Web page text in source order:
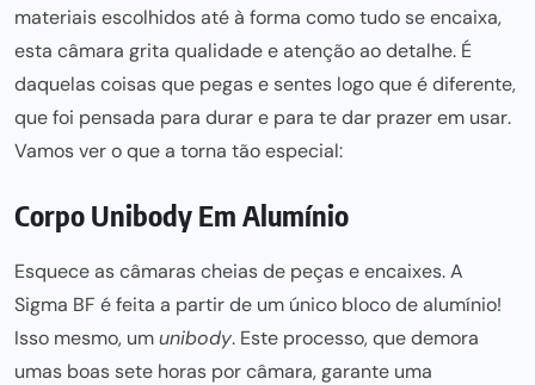
materiais escolhidos até à forma como tudo se encaixa,
esta câmara grita qualidade e atenção ao detalhe. É
daquelas coisas que pegas e sentes logo que é diferente,
que foi pensada para durar e para te dar prazer em usar.
Vamos ver o que a torna tão especial:
Corpo Unibody Em Alumínio
Esquece as câmaras cheias de peças e encaixes. A
Sigma BF é feita a partir de um único bloco de alumínio!
Isso mesmo, umunibody. Este processo, que demora
umas boas sete horas por câmara,garante uma